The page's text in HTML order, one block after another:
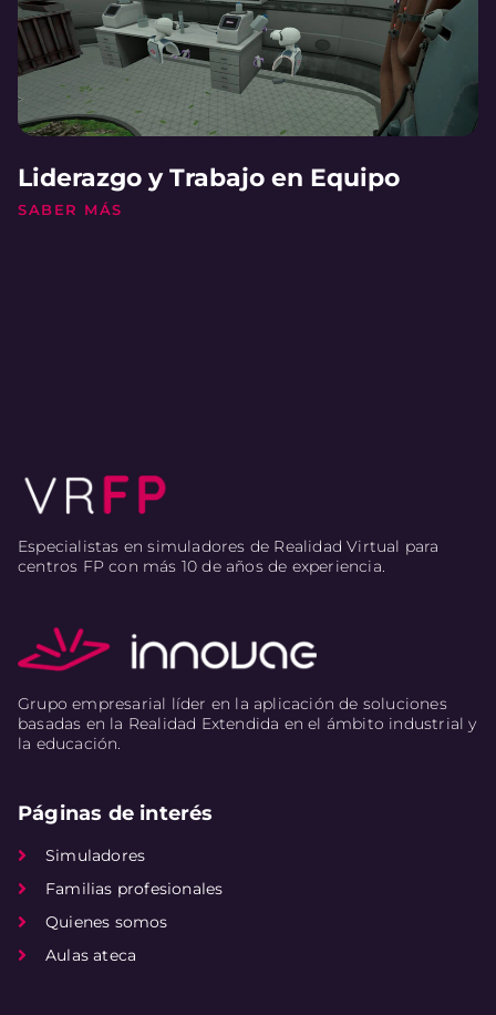
Liderazgo y Trabajo en Equipo
SABER MÁS
Especialistas en simuladores de Realidad Virtual para
centros FP con más 10 de años de experiencia.
Grupo empresarial líder en la aplicación de soluciones
basadas en la Realidad Extendida en el ámbito industrial y
la educación.
Páginas de interés
Simuladores
Familias profesionales
Quienes somos
Aulas ateca